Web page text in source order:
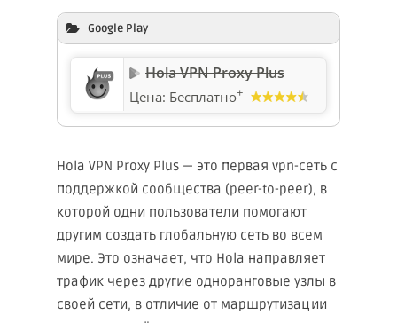
Google Play
Hola VPN Proxy Plus
Цена: Бесплатно+
Hola VPN Proxy Plus — это первая vpn-сеть с
поддержкой сообщества (peer-to-peer), в
которой одни пользователи помогают
другим создать глобальную сеть во всем
мире. Это означает, что Hola направляет
трафик через другие одноранговые узлы в
своей сети, в отличие от маршрутизации